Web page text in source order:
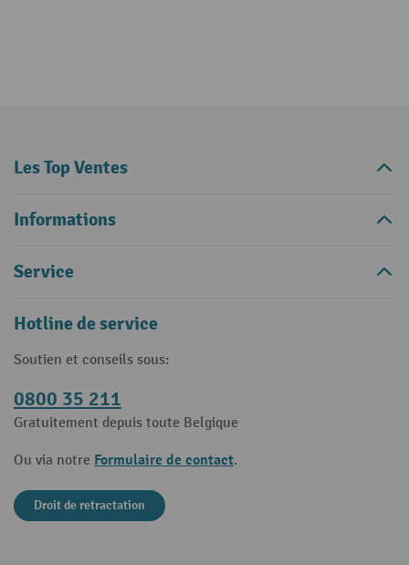
Les Top Ventes
Informations
Service
Hotline de service
Soutien et conseils sous:
0800 35 211
Gratuitement depuis toute Belgique
Ou via notre Formulaire de contact.
Droit de retractation